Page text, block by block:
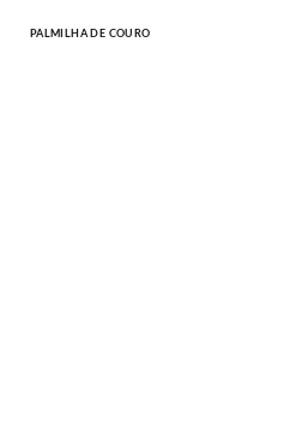
PALMILHA DE COURO